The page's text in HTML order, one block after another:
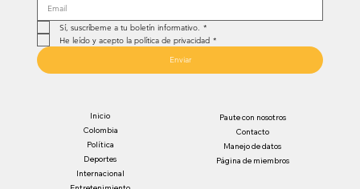
Sí, suscríbeme a tu boletín informativo. *
He leído y acepto la política de privacidad *
Enviar
Inicio
Colombia
Política
Deportes
Internacional
Paute con nosotros
Contacto
Manejo de datos
Página de miembros